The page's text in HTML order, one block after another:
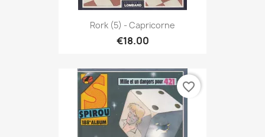
Rork (5) - Capricorne
€18.00
favorite_border